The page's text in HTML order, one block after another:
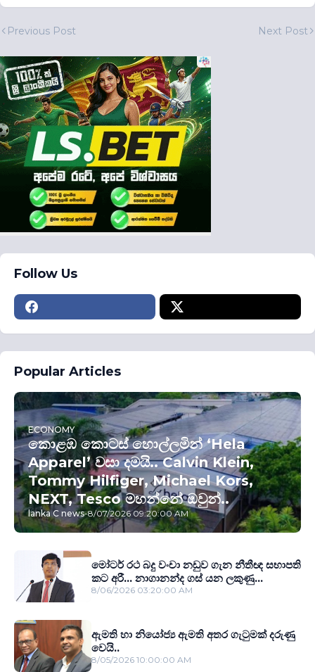
Previous Post Next Post
Follow Us
Popular Articles
ECONOMY
කොළඹ කොටස් හොල්ලමින් ‘Hela
Apparel’ වසා දමයි.. Calvin Klein,
Tommy Hilfiger, Michael Kors,
NEXT, Tesco මහන්නේ ඔවුන්..
lanka C news-8/07/2026 09:20:00 AM
මෝටර් රථ බදු වංචා නඩුව ගැන නීතීඥ සභාපති
කට අරී... නාගානන්ද ගස් යන ලකුණු...
8/06/2026 03:20:00 AM
ඇමති හා නියෝජ්‍ය ඇමති අතර ගැටුමක් දරුණු
වෙයි..
8/05/2026 10:00:00 AM